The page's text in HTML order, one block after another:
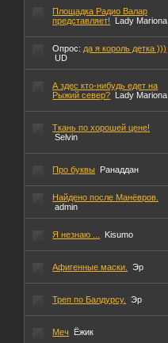
Площадка Радио Валар
представляет!
Lady Mariona
Опрос: да я король детка )))
UD
А здес кто-нибудь едет на
Рыжий север?
Lady Mariona
Ткань по хорошей цене!
Selvin
Про буквы Ранаддан
Найдено после Манёвров.
admin
Я незнаю ... Kisumo
Афигенные маски. Эр
Треп по Балдурсу. Эр
Меч Ёжик